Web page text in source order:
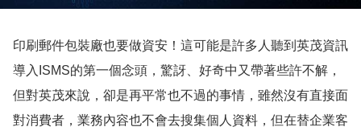
印刷郵件包裝廠也要做資安！這可能是許多人聽到英茂資訊
導入 ISMS的第一個念頭，驚訝、好奇中又帶著些許不解，
但對英茂來說，卻是再平常也不過的事情，雖然沒有直接面
對消費者，業務內容也不會去搜集個人資料，但在替企業客